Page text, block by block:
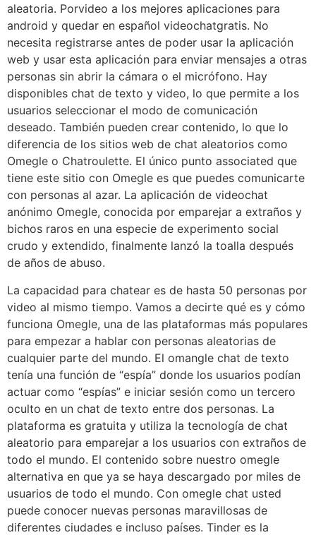
aleatoria. Porvideo a los mejores aplicaciones para
android y quedar en español videochatgratis. No
necesita registrarse antes de poder usar la aplicación
web y usar esta aplicación para enviar mensajes a otras
personas sin abrir la cámara o el micrófono. Hay
disponibles chat de texto y video, lo que permite a los
usuarios seleccionar el modo de comunicación
deseado. También pueden crear contenido, lo que lo
diferencia de los sitios web de chat aleatorios como
Omegle o Chatroulette. El único punto associated que
tiene este sitio con Omegle es que puedes comunicarte
con personas al azar. La aplicación de videochat
anónimo Omegle, conocida por emparejar a extraños y
bichos raros en una especie de experimento social
crudo y extendido, finalmente lanzó la toalla después
de años de abuso.
La capacidad para chatear es de hasta 50 personas por
video al mismo tiempo. Vamos a decirte qué es y cómo
funciona Omegle, una de las plataformas más populares
para empezar a hablar con personas aleatorias de
cualquier parte del mundo. El omangle chat de texto
tenía una función de “espía” donde los usuarios podían
actuar como “espías” e iniciar sesión como un tercero
oculto en un chat de texto entre dos personas. La
plataforma es gratuita y utiliza la tecnología de chat
aleatorio para emparejar a los usuarios con extraños de
todo el mundo. El contenido sobre nuestro omegle
alternativa en que ya se haya descargado por miles de
usuarios de todo el mundo. Con omegle chat usted
puede conocer nuevas personas maravillosas de
diferentes ciudades e incluso países. Tinder es la